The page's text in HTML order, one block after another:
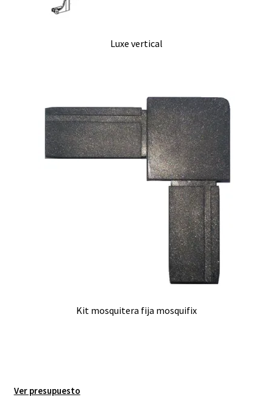
Luxe vertical
Kit mosquitera fija mosquifix
Ver presupuesto